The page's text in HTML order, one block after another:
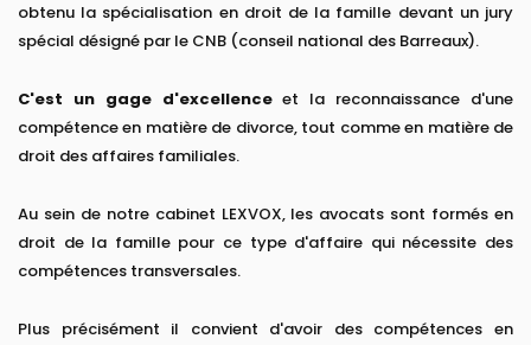
obtenu la spécialisation en droit de la famille devant un jury
spécial désigné par le CNB (conseil national des Barreaux).
C'est un gage d'excellenceet la reconnaissance d'une
compétence en matière de divorce, tout comme en matière de
droit des affaires familiales.
Au sein de notre cabinet LEXVOX, les avocats sont formés en
droit de la famille pour ce type d'affaire qui nécessite des
compétences transversales.
Plus précisément il convient d'avoir des compétences en